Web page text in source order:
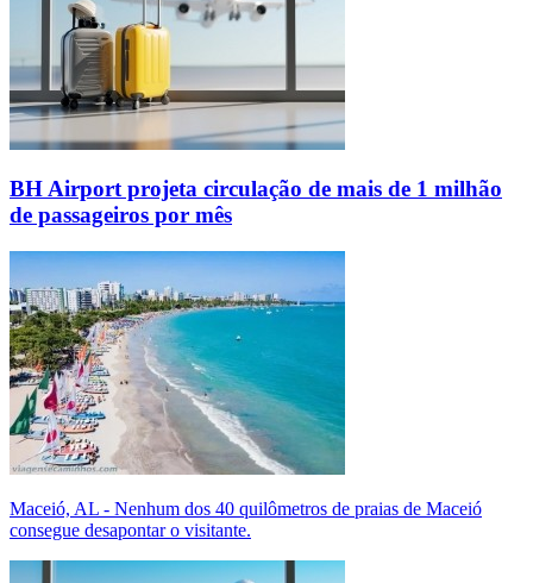
BH Airport projeta circulação de mais de 1 milhão
de passageiros por mês
Maceió, AL - Nenhum dos 40 quilômetros de praias de Maceió
consegue desapontar o visitante.